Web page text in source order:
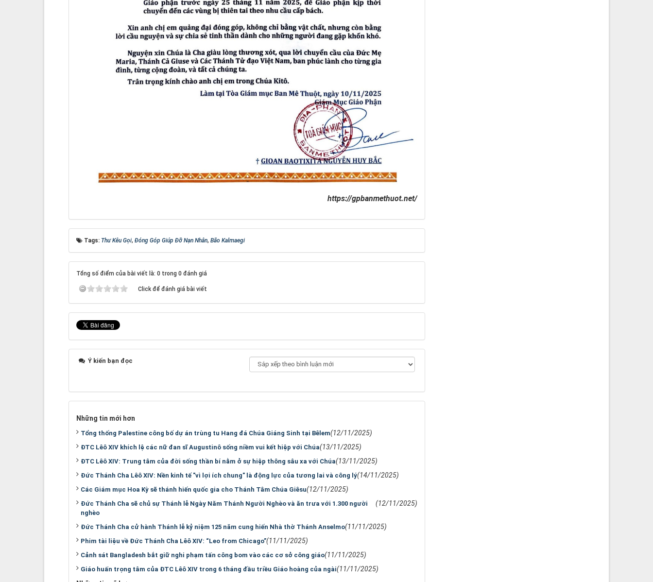
https://gpbanmethuot.net/
Tags: Thư Kêu Gọi, Đóng Góp Giúp Đỡ Nạn Nhân, Bão Kalmaegi
Tổng số điểm của bài viết là: 0 trong 0 đánh giá
Click để đánh giá bài viết
Ý kiến bạn đọc
Những tin mới hơn
Tổng thống Palestine công bố dự án trùng tu Hang đá Chúa Giáng Sinh tại Bêlem(12/11/2025)
ĐTC Lêô XIV khích lệ các nữ đan sĩ Augustinô sống niềm vui kết hiệp với Chúa(13/11/2025)
ĐTC Lêô XIV: Trung tâm của đời sống thần bí nằm ở sự hiệp thông sâu xa với Chúa(13/11/2025)
Đức Thánh Cha Lêô XIV: Nền kinh tế "vì lợi ích chung" là động lực của tương lai và công lý(14/11/2025)
Các Giám mục Hoa Kỳ sẽ thánh hiến quốc gia cho Thánh Tâm Chúa Giêsu(12/11/2025)
Đức Thánh Cha sẽ chủ sự Thánh lễ Ngày Năm Thánh Người Nghèo và ăn trưa với 1.300 người
nghèo
(12/11/2025)
Đức Thánh Cha cử hành Thánh lễ kỷ niệm 125 năm cung hiến Nhà thờ Thánh Anselmo(11/11/2025)
Phim tài liệu về Đức Thánh Cha Lêô XIV: “Leo from Chicago”(11/11/2025)
Cảnh sát Bangladesh bắt giữ nghi phạm tấn công bom vào các cơ sở công giáo(11/11/2025)
Giáo huấn trọng tâm của ĐTC Lêô XIV trong 6 tháng đầu triều Giáo hoàng của ngài(11/11/2025)